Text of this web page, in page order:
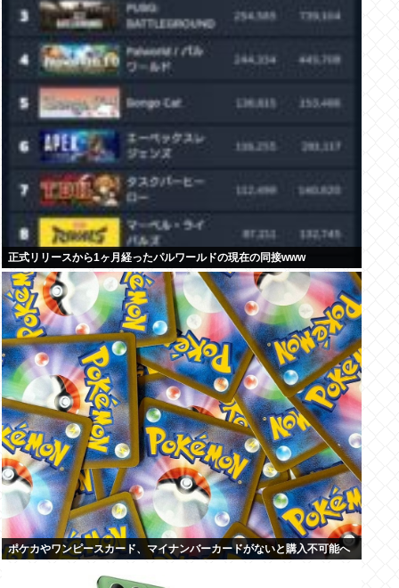
正式リリースから1ヶ月経ったパルワールドの現在の同接www
ポケカやワンピースカード、マイナンバーカードがないと購入不可能へ